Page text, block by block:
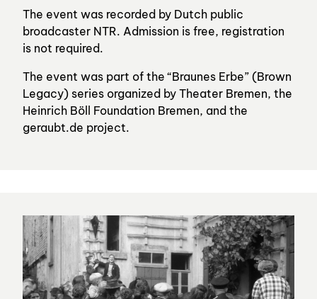
The event was recorded by Dutch public
broadcaster NTR. Admission is free, registration
is not required.
The event was part of the “Braunes Erbe” (Brown
Legacy) series organized by Theater Bremen, the
Heinrich Böll Foundation Bremen, and the
geraubt.de project.